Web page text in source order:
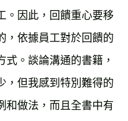
。因此，回饋重心要移
，依據員工對於回饋的
式。談論溝通的書籍，
，但我感到特別難得的
和做法，而且全書中有